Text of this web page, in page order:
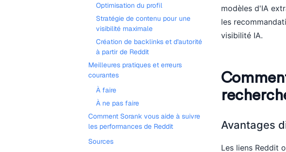
Optimisation du profil
Stratégie de contenu pour une
visibilité maximale
Création de backlinks et d'autorité
à partir de Reddit
Meilleures pratiques et erreurs
courantes
À faire
À ne pas faire
Comment Sorank vous aide à suivre
les performances de Reddit
Sources
modèles d'IA
les
visibilité IA.
Avantages
Les liens Reddit